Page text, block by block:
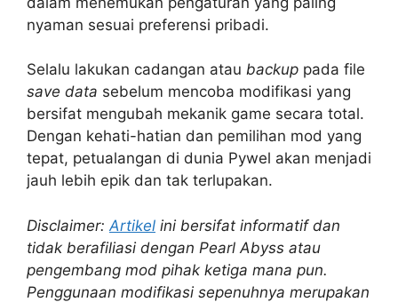
nyaman sesuai preferensi pribadi.
Selalu lakukan cadangan atau backup pada file
save data sebelum mencoba modifikasi yang
bersifat mengubah mekanik game secara total.
Dengan kehati-hatian dan pemilihan mod yang
tepat, petualangan di dunia Pywel akan menjadi
jauh lebih epik dan tak terlupakan.
Disclaimer: Artikel ini bersifat informatif dan
tidak berafiliasi dengan Pearl Abyss atau
pengembang mod pihak ketiga mana pun.
Penggunaan modifikasi sepenuhnya merupakan